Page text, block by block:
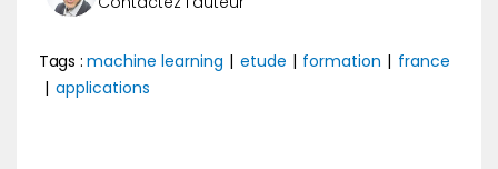
Tags : machine learning | etude | formation | france
| applications